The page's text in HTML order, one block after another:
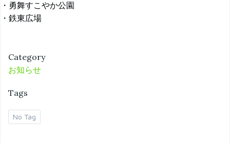
・勇舞すこやか公園
・鉄東広場
Category
お知らせ
Tags
No Tag